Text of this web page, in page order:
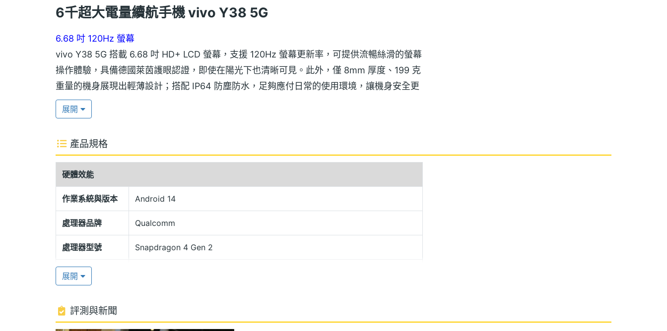
6千超大電量續航手機 vivo Y38 5G
6.68 吋 120Hz 螢幕
vivo Y38 5G 搭載 6.68 吋 HD+ LCD 螢幕，支援 120Hz 螢幕更新率，可提供流暢絲滑的螢幕
操作體驗，具備德國萊茵護眼認證，即使在陽光下也清晰可見。此外，僅 8mm 厚度、199 克
重量的機身展現出輕薄設計；搭配 IP64 防塵防水，足夠應付日常的使用環境，讓機身安全更
有保障。提供 300% 大音量模式，外出聽音樂更清楚。
vivo Y38 5G 搭載 4nm 製程的高通 Snapdragon 4 Gen 2 八核心處理器，運行 Android 14
作業系統、Funtouch OS 14 操作介面，配備 8GB RAM / 256GB ROM，擁有不俗的處理速
度和流暢的多任務能力；具備 RAM 擴展記憶體，可額外擴充至 8 + 8GB RAM 記憶體。內建
6,000mAh 電池，支援 44W 快充速度，從 0% 充電到 50% 只需要 36 分鐘，充電更快速。
5,000 萬畫素主鏡頭
vivo Y38 5G 後置 5,000 萬畫素主鏡頭 + 200 萬畫素輔助鏡頭，外觀採用與高級腕錶相同的
太陽紋錶盤鏡頭環設計，展現細緻質感，主鏡頭 AF 自動對焦，輕鬆捕捉生活中的每個精彩瞬
間，隨心創作令人驚艷的影音作品；800萬前置人像鏡頭內建人像補光，擁有數種美妝效果可
展開
產品規格
硬體效能
作業系統與版本 Android 14
處理器品牌 Qualcomm
處理器型號 Snapdragon 4 Gen 2
處理器核心數
RAM記憶體 8 GB
展開
評測與新聞